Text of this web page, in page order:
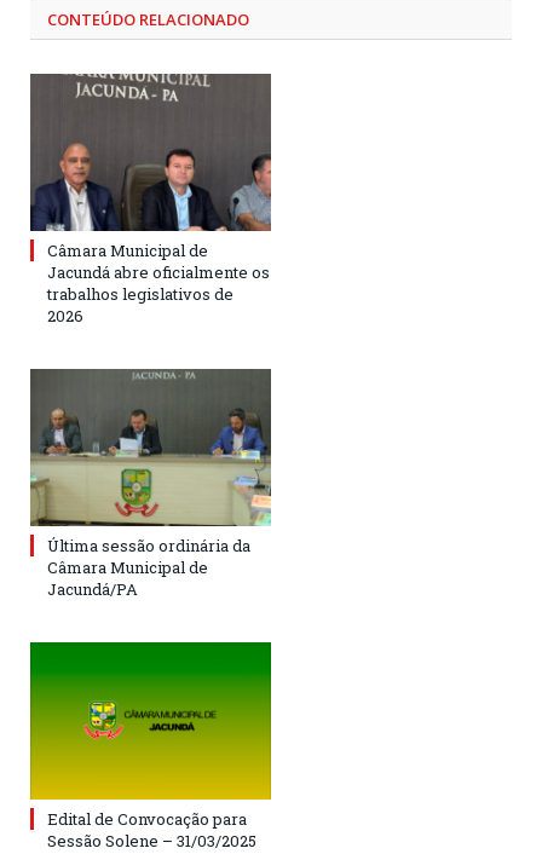
CONTEÚDO RELACIONADO
Câmara Municipal de
Jacundá abre oficialmente os
trabalhos legislativos de
2026
Última sessão ordinária da
Câmara Municipal de
Jacundá/PA
Edital de Convocação para
Sessão Solene – 31/03/2025